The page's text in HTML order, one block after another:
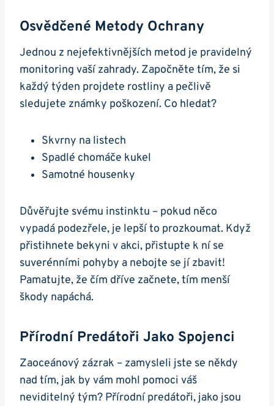
Osvědčené⁣ Metody Ochrany
Jednou z nejefektivnějších metod ‍je pravidelný
monitoring vaší‍ zahrady. Započněte tím, ⁣že si
každý ​týden projdete rostliny a pečlivě
sledujete​ známky poškození. Co hledat?
Skvrny na listech
Spadlé chomáče kukel
Samotné housenky
Důvěřujte svému instinktu – pokud něco
vypadá podezřele, je lepší to​ prozkoumat. Když⁢
přistihnete ⁣bekyni v akci,⁢ přistupte k ní se⁢
suverénními pohyby a nebojte se⁤ jí ⁢zbavit!
Pamatujte, že čím dříve začnete, tím menší
škody napáchá.
Přírodní Predátoři​ Jako Spojenci
Zaoceánový zázrak – zamysleli jste se někdy
nad tím, jak by vám ⁣mohl pomoci váš
neviditelný tým? Přírodní​ predátoři, ⁣jako ⁤jsou